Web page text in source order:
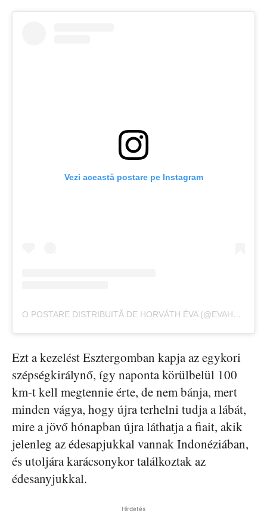
Vezi această postare pe Instagram
O POSTARE DISTRIBUITĂ DE HORVÁTH ÉVA (@EVAHORVATHOFFICIAL)
Ezt a kezelést Esztergomban kapja az egykori
szépségkirálynő, így naponta körülbelül 100
km-t kell megtennie érte, de nem bánja, mert
minden vágya, hogy újra terhelni tudja a lábát,
mire a jövő hónapban újra láthatja a fiait, akik
jelenleg az édesapjukkal vannak Indonéziában,
és utoljára karácsonykor találkoztak az
édesanyjukkal.
Hirdetés